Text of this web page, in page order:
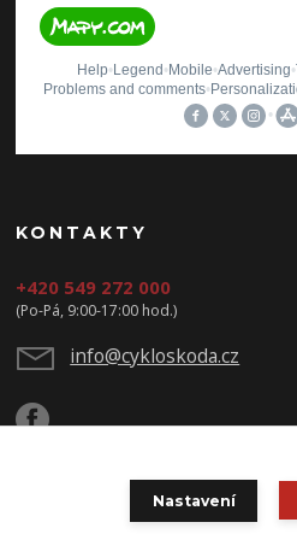
KONTAKTY
+420 549 272 000
(Po-Pá, 9:00-17:00 hod.)
info@cykloskoda.cz
Nastavení